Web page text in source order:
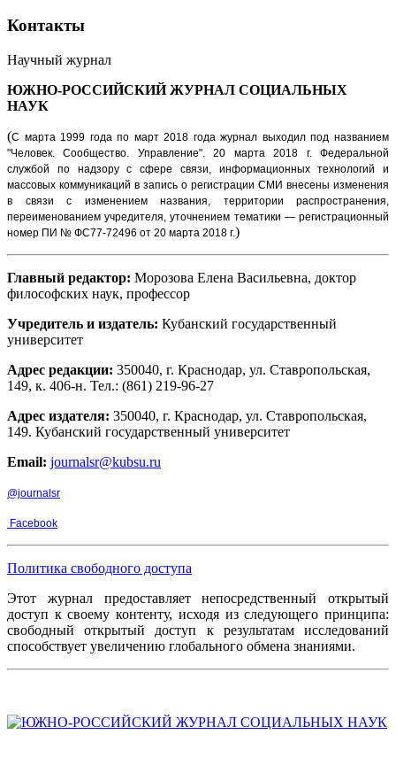
Контакты
Научный журнал
ЮЖНО-РОССИЙСКИЙ ЖУРНАЛ СОЦИАЛЬНЫХ
НАУК
(С марта 1999 года по март 2018 года журнал выходил под названием
"Человек. Сообщество. Управление".20 марта 2018 г. Федеральной
службой по надзору с сфере связи, информационных технологий и
массовых коммуникаций в запись о регистрации СМИ внесены изменения
в связи с изменением названия, территории распространения,
переименованием учредителя, уточнением тематики — регистрационный
номер ПИ № ФС77-72496 от 20 марта 2018 г.)
Главный редактор: Морозова Елена Васильевна, доктор
философских наук, профессор
Учредитель и издатель: Кубанский государственный
университет
Адрес редакции: 350040, г. Краснодар, ул. Ставропольская,
149, к. 406-н. Тел.: (861) 219-96-27
Адрес издателя: 350040, г. Краснодар, ул. Ставропольская,
149. Кубанский государственный университет
Email: journalsr@kubsu.ru
@journalsr
Facebook
Политика свободного доступа
Этот журнал предоставляет непосредственный открытый
доступ к своему контенту, исходя из следующего принципа:
свободный открытый доступ к результатам исследований
способствует увеличению глобального обмена знаниями.